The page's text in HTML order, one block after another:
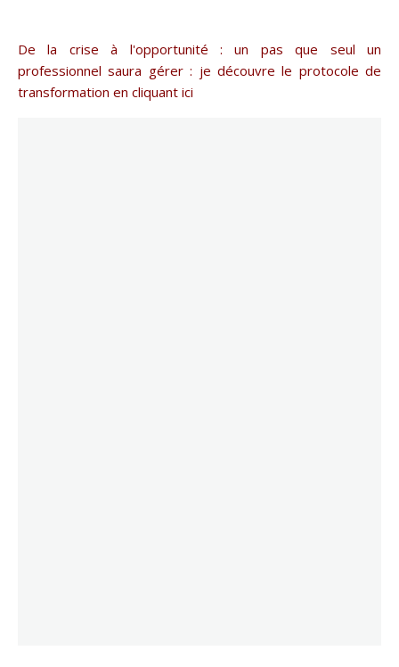
De la crise à l'opportunité : un pas que seul un
professionnel saura gérer : je découvre le protocole de
transformation en cliquant ici